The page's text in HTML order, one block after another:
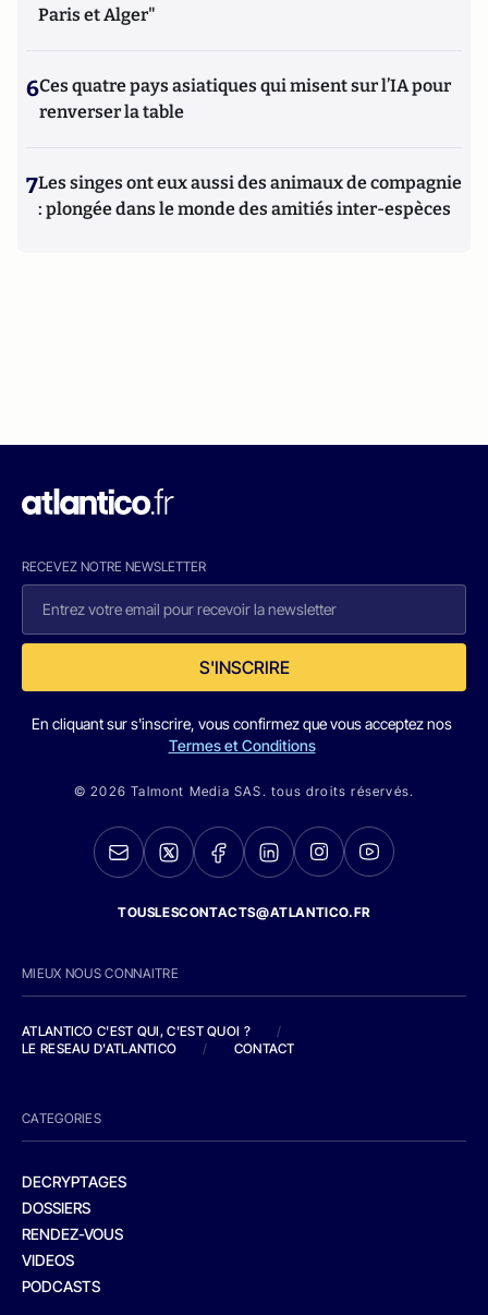
Paris et Alger"
6Ces quatre pays asiatiques qui misent sur l’IA pour
renverser la table
7Les singes ont eux aussi des animaux de compagnie
: plongée dans le monde des amitiés inter-espèces
RECEVEZ NOTRE NEWSLETTER
S'INSCRIRE
En cliquant sur s'inscrire, vous confirmez que vous acceptez nos
Termes et Conditions
© 2026 Talmont Media SAS. tous droits réservés.
TOUSLESCONTACTS@ATLANTICO.FR
MIEUX NOUS CONNAITRE
ATLANTICO C'EST QUI, C'EST QUOI ?
/
LE RESEAU D'ATLANTICO
/ CONTACT
CATEGORIES
DECRYPTAGES
DOSSIERS
RENDEZ-VOUS
VIDEOS
PODCASTS